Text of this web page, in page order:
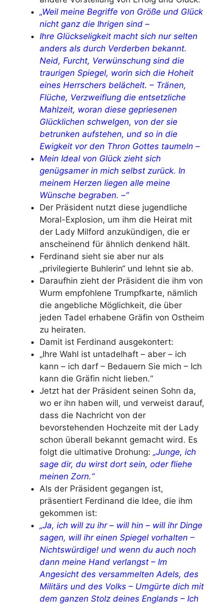
„Weil meine Begriffe von Größe und Glück
nicht ganz die Ihrigen sind –
Ihre Glückseligkeit macht sich nur selten
anders als durch Verderben bekannt.
Neid, Furcht, Verwünschung sind die
traurigen Spiegel, worin sich die Hoheit
eines Herrschers belächelt. – Tränen,
Flüche, Verzweiflung die entsetzliche
Mahlzeit, woran diese gepriesenen
Glücklichen schwelgen, von der sie
betrunken aufstehen, und so in die
Ewigkeit vor den Thron Gottes taumeln –
Mein Ideal von Glück zieht sich
genügsamer in mich selbst zurück. In
meinem Herzen liegen alle meine
Wünsche begraben. –“
Der Präsident nutzt diese jugendliche
Moral-Explosion, um ihm die Heirat mit
der Lady Milford anzukündigen, die er
anscheinend für ähnlich denkend hält.
Ferdinand sieht sie aber nur als
„privilegierte Buhlerin“ und lehnt sie ab.
Daraufhin zieht der Präsident die ihm von
Wurm empfohlene Trumpfkarte, nämlich
die angebliche Möglichkeit, die über
jeden Tadel erhabene Gräfin von Ostheim
zu heiraten.
Damit ist Ferdinand ausgekontert:
„Ihre Wahl ist untadelhaft – aber – ich
kann – ich darf – Bedauern Sie mich – Ich
kann die Gräfin nicht lieben.“
Jetzt hat der Präsident seinen Sohn da,
wo er ihn haben will, und verweist darauf,
dass die Nachricht von der
bevorstehenden Hochzeite mit der Lady
schon überall bekannt gemacht wird. Es
folgt die ultimative Drohung: „Junge, ich
sage dir, du wirst dort sein, oder fliehe
meinen Zorn.“
Als der Präsident gegangen ist,
präsentiert Ferdinand die Idee, die ihm
gekommen ist:
„Ja, ich will zu ihr – will hin – will ihr Dinge
sagen, will ihr einen Spiegel vorhalten –
Nichtswürdige! und wenn du auch noch
dann meine Hand verlangst – Im
Angesicht des versammelten Adels, des
Militärs und des Volks – Umgürte dich mit
dem ganzen Stolz deines Englands – Ich